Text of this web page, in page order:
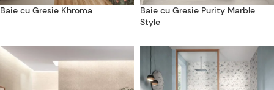
Baie cu Gresie Khroma
Baie cu Gresie Purity Marble
Style